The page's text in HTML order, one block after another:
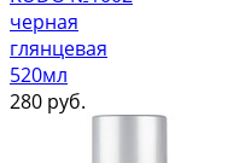
черная
глянцевая
520мл
280 руб.